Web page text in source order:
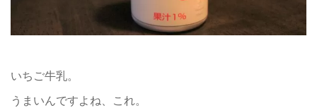
いちご牛乳。
うまいんですよね、これ。